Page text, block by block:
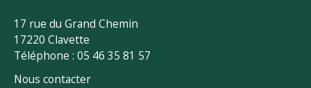
17 rue du Grand Chemin
17220 Clavette
Téléphone : 05 46 35 81 57
Nous contacter